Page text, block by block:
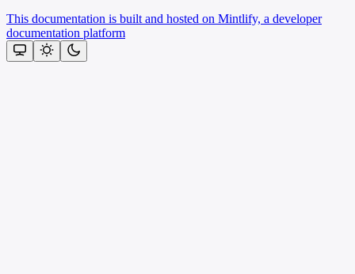
This documentation is built and hosted on Mintlify, a developer
documentation platform